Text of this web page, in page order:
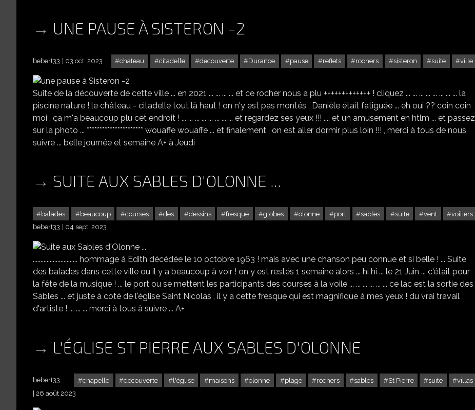
UNE PAUSE À SISTERON -2
chateau citadelle decouverte Durance pause reflets rochers sisteron suite ville
bebert33 03 oct. 2023 UNE PAUSE À SISTERON -2
Suite de la découverte de cette ville ... en 2021 ... ... ... ... et ce rocher nous a plu +++++++++++++ ! cliquez ... ... ... ... ... ... ... ... la
piscine nature ! le château - citadelle tout là haut ! on n'y est pas montés , Danièle était fatiguée ... eh oui ?? coin coin
moi , ça m'a beaucoup plu cet endroit ! ... ... ... ... ... ... ... ... et regardez ses yeux !!! .... et un amusement en htlm ... et passez
sur la photo ... ********************** wouaffe wouaffe ... et finalement , on est aller dormir plus loin !!! , merci à tous de nous
suivre ... belle journée et semaine A+ à Jeudi
SUITE AUX SABLES D'OLONNE ...
balades beaucoup courses des dessins fresque globes olonne port sables suite vent
voiliers
bebert33
04 sept. 2023
............................. hommage à Edith décédée le 10 octobre 1963 ! mais avec une chanson peu connue et si belle ! ... Suite
des balades dans cette ville ou il y a beaucoup à voir ! on y est restés 1 semaine alors ... hi hi ... le 21 Juin ... c'était pour
la fête de la musique ! ... le port ou se mettent les participants des courses à la voile ... ... ... ... ... ... ce lac est la sortie des
Sables ... et juste à coté de l'église Saint Nicolas , il y a cette fresque qui est magnifique à mes yeux ! du vrai travail
d'artiste ! ... ... ... merci à tous à suivre ... A+
L'ÉGLISE ST PIERRE AUX SABLES D'OLONNE
chapelle decouverte l'église maisons olonne plage rochers sables St Pierre suite villas
bebert33
26 août 2023